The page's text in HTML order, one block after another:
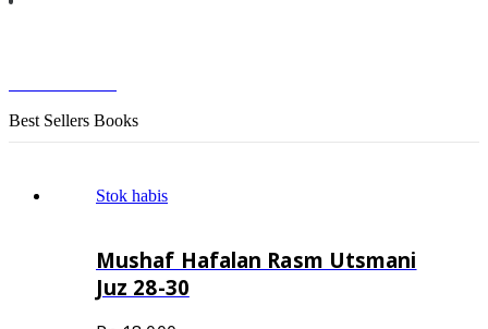
Best Sellers Books
Stok habis
Mushaf Hafalan Rasm Utsmani
Juz 28-30